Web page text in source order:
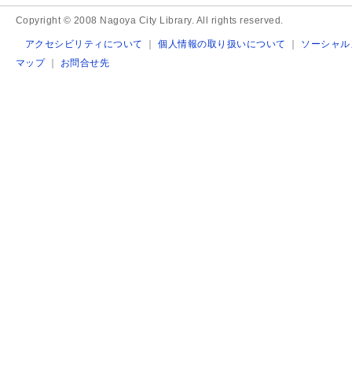
Copyright © 2008 Nagoya City Library. All rights reserved.
アクセシビリティについて ｜個人情報の取り扱いについて ｜ ソーシャ
マップ｜ お問合せ先